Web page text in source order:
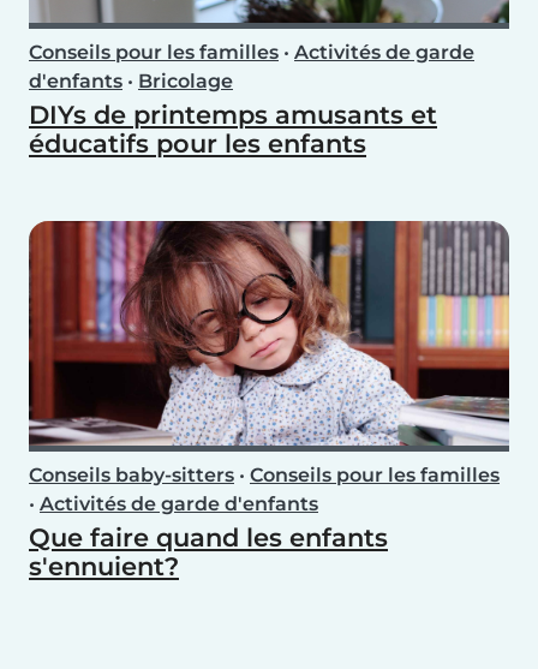
Conseils pour les familles • Activités de garde
d'enfants • Bricolage
DIYs de printemps amusants et
éducatifs pour les enfants
Conseils baby-sitters • Conseils pour les familles
• Activités de garde d'enfants
Que faire quand les enfants
s'ennuient?